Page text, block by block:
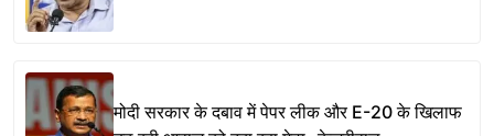
मोदी सरकार के दबाव में पेपर लीक और E-20 के खिलाफ